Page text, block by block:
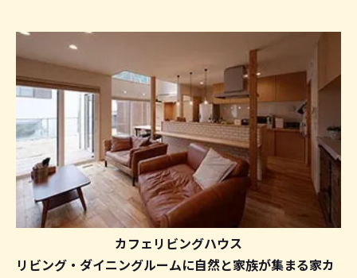
カフェリビングハウス
リビング・ダイニングルームに自然と家族が集まる家カ